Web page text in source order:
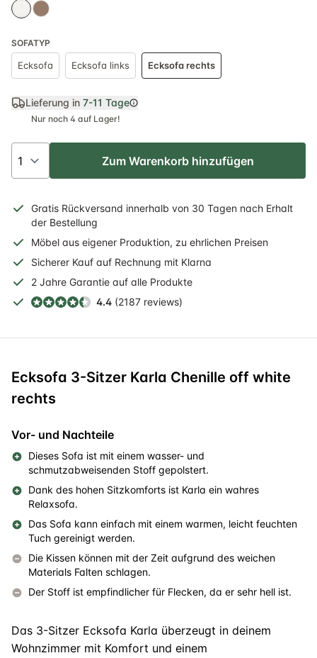
SOFATYP
Ecksofa Ecksofa links Ecksofa rechts
Lieferung in 7-11 Tage
Nur noch 4 auf Lager!
Zum Warenkorb hinzufügen
Gratis Rückversand innerhalb von 30 Tagen nach Erhalt
der Bestellung
Möbel aus eigener Produktion, zu ehrlichen Preisen
Sicherer Kauf auf Rechnung mit Klarna
2 Jahre Garantie auf alle Produkte
4.4 (2187 reviews)
Ecksofa 3-Sitzer Karla Chenille off white
rechts
Vor- und Nachteile
Dieses Sofa ist mit einem wasser- und
schmutzabweisenden Stoff gepolstert.
Dank des hohen Sitzkomforts ist Karla ein wahres
Relaxsofa.
Das Sofa kann einfach mit einem warmen, leicht feuchten
Tuch gereinigt werden.
Die Kissen können mit der Zeit aufgrund des weichen
Materials Falten schlagen.
Der Stoff ist empfindlicher für Flecken, da er sehr hell ist.
Das 3-Sitzer Ecksofa Karla überzeugt in deinem
Wohnzimmer mit Komfort und einem